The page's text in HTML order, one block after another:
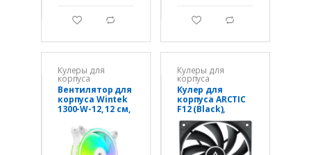
g d g d
Кулеры для
корпуса
Вентилятор для
корпуса Wintek
1300-W-12, 12 см,
fRGB
Кулеры для
корпуса
Кулер для
корпуса ARCTIC
F12 (Black),
ACFAN00201A,
12cm, 1350rpm,
3Pin, Fluid
Dynamic